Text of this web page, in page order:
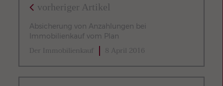
vorheriger Artikel
Absicherung von Anzahlungen bei
Immobilienkauf vom Plan
Der Immobilienkauf 8 April 2016